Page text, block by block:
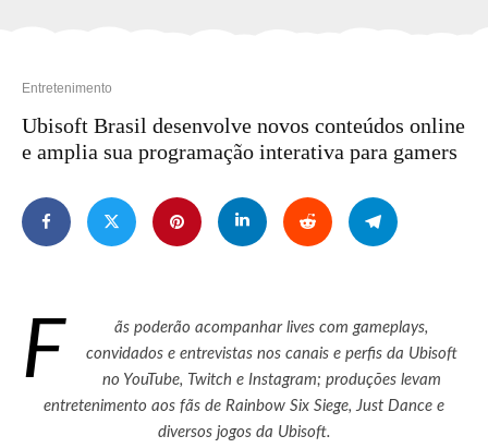
Entretenimento
Ubisoft Brasil desenvolve novos conteúdos online
e amplia sua programação interativa para gamers
F
ãs poderão acompanhar lives com gameplays,
convidados e entrevistas nos canais e perfis da Ubisoft
no YouTube, Twitch e Instagram; produções levam
entretenimento aos fãs de Rainbow Six Siege, Just Dance e
diversos jogos da Ubisoft.